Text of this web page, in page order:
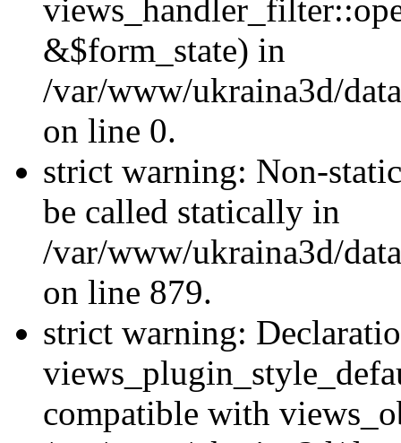
&$form_state) in
/var/www/ukraina3d/
on line 0.
strict warning: Non-
be called statically in
/var/www/ukraina3d/
on line 879.
strict warning:
compatible with